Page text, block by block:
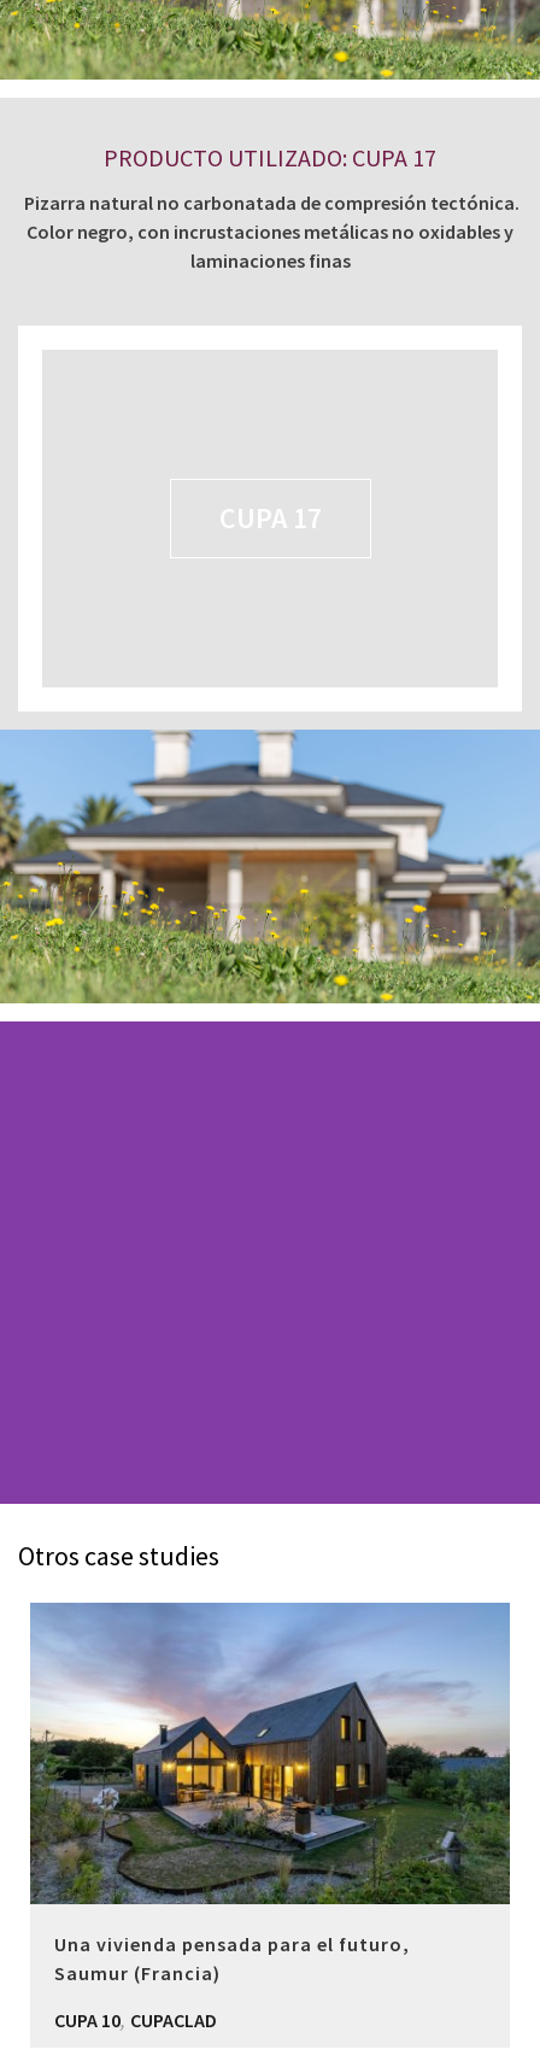
PRODUCTO UTILIZADO: CUPA 17
Pizarra natural no carbonatada de compresión tectónica.
Color negro, con incrustaciones metálicas no oxidables y
laminaciones finas
CUPA 17
Otros case studies
Una vivienda pensada para el futuro,
Saumur (Francia)
CUPA 10, CUPACLAD